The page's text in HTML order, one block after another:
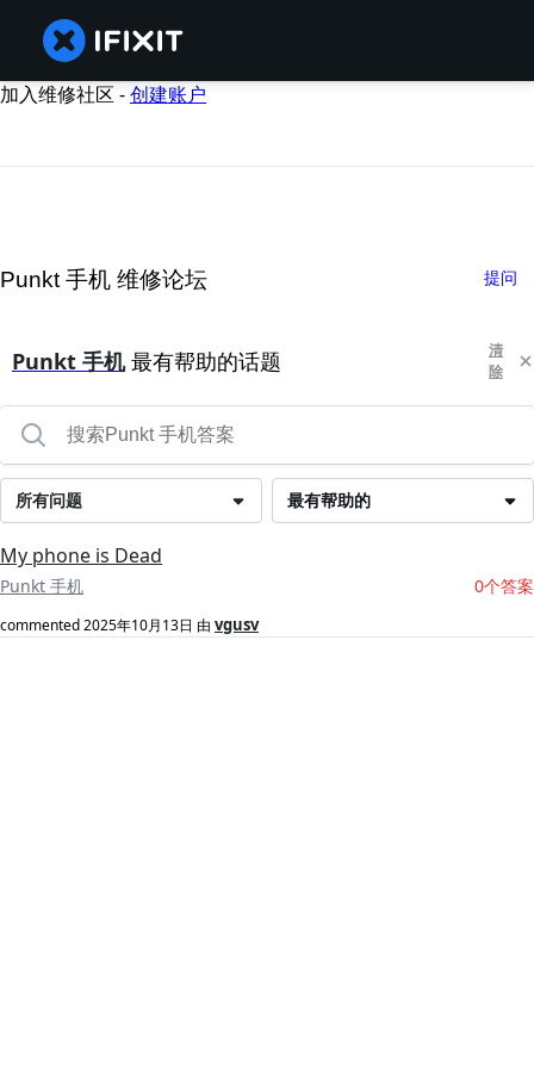
加入维修社区 -创建账户
Punkt 手机 维修论坛 提问
Punkt 手机最有帮助的话题
清
除
最有帮助的
所有问题
My phone is Dead
Punkt 手机 0个答案
commented2025年10月13日 由 vgusv